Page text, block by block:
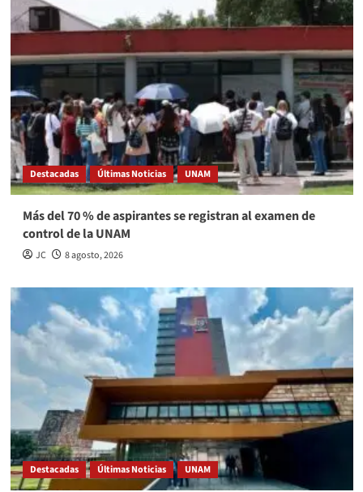
Destacadas Últimas Noticias UNAM
Más del 70 % de aspirantes se registran al examen de
control de la UNAM
JC 8 agosto, 2026
Destacadas Últimas Noticias UNAM